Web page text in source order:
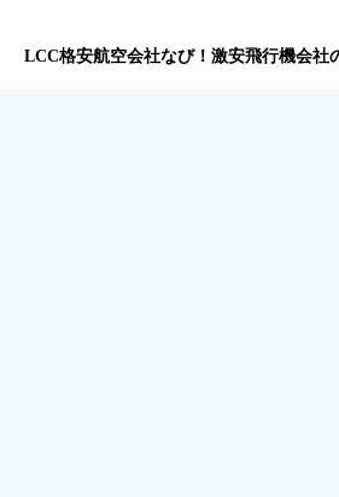
LCC格安航空会社なび！激安飛行機会社